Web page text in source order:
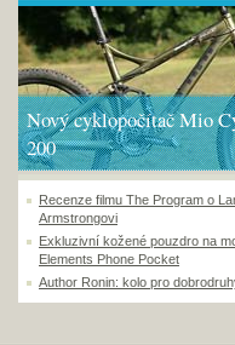
Nový cyklopočítač Mio
200
Recenze filmu The Program o
Armstrongovi
Exkluzivní kožené pouzdro na
Elements Phone Pocket
Author Ronin: kolo pro